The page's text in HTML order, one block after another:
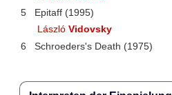
5
Epitaff (1995)
LászlóVidovsky
6
Schroeders's Death (1975)